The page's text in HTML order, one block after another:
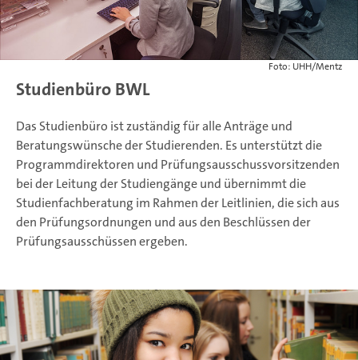
Foto: UHH/Mentz
Studienbüro BWL
Das Studienbüro ist zuständig für alle Anträge und
Beratungswünsche der Studierenden. Es unterstützt die
Programmdirektoren und Prüfungsausschussvorsitzenden
bei der Leitung der Studiengänge und übernimmt die
Studienfachberatung im Rahmen der Leitlinien, die sich aus
den Prüfungsordnungen und aus den Beschlüssen der
Prüfungsausschüssen ergeben.